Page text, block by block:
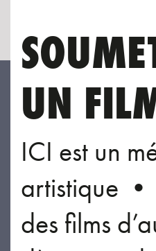
UN
ICI est un
artistique •
des films